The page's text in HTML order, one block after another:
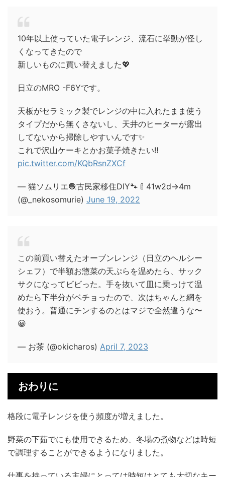
10年以上使っていた電子レンジ、流石に挙動が怪し
くなってきたので
新しいものに買い替えました💖
日立のMRO -F6Yです。
天板がセラミック製でレンジの中に入れたまま使う
タイプだから無くさないし、天井のヒーターが露出
してないから掃除しやすいんです✨
これで沢山ケーキとかお菓子焼きたい‼️
pic.twitter.com/KQbRsnZXCf
— 猫ソムリエ🧶古民家移住DIY🐾🍼41w2d→4m
(@_nekosomurie) June 19, 2022
この前買い替えたオーブンレンジ（日立のヘルシー
シェフ）で半額お惣菜の天ぷらを温めたら、サック
サクになってビビった。手を抜いて皿に乗っけて温
めたら下半分がベチョったので、次はちゃんと網を
使おう。普通にチンするのとはマジで全然違うな〜
😀
— お茶 (@okicharos) April 7, 2023
おわりに
格段に電子レンジを使う頻度が増えました。
野菜の下茹でにも使用できるため、冬場の煮物などは時短
で調理することができるようになりました。